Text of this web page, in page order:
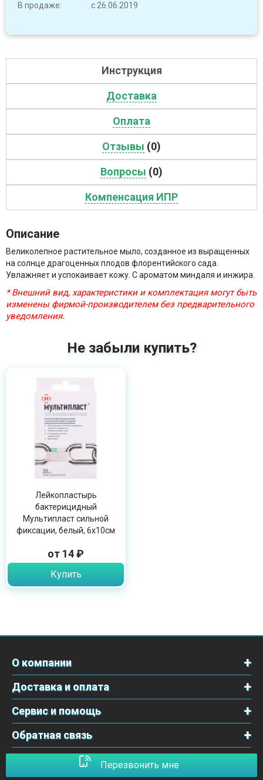
В продаже:
с 26.06.2019
Инструкция
Доставка
Оплата
Отзывы (0)
Вопросы (0)
Компенсация ИПР
Описание
Великолепное растительное мыло, созданное из выращенных
на солнце драгоценных плодов флорентийского сада.
Увлажняет и успокаивает кожу. С ароматом миндаля и инжира.
* Внешний вид, характеристики и комплектация могут быть
изменены фирмой-производителем без предварительного
уведомления.
Не забыли купить?
Лейкопластырь
бактерицидный
Мультипласт сильной
фиксации, белый, 6х10см
от 14 ₽
Купить
О компании
Доставка и оплата
Сервис и помощь
Обратная связь
Перезвонить мне